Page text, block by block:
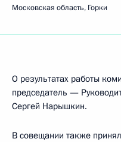
Московская область, Горки
О результатах работы
председатель —
Сергей Нарышкин.
В совещании также